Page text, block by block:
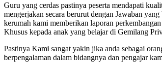
Guru yang cerdas pastinya peserta mendapati
mengerjakan secara berurut dengan Jawaban
kerumah kami memberikan laporan
Khusus kepada anak yang belajar di Gemilang
Pastinya Kami sangat yakin jika anda sebagai
berpengalaman dalam bidangnya dan pengajar